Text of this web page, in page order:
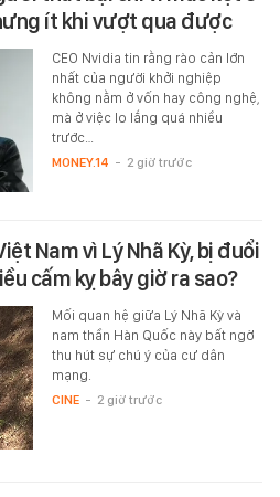
ít khi vượt qua được
CEO Nvidia tin rằng rào cản lớn
nhất của người khởi nghiệp
không nằm ở vốn hay công nghệ,
mà ở việc lo lắng quá nhiều
trước…
MONEY.14 - 2 giờ trước
Nam vì Lý Nhã Kỳ, bị đuổi
cấm kỵ bây giờ ra sao?
Mối quan hệ giữa Lý Nhã Kỳ và
nam thần Hàn Quốc này bất ngờ
thu hút sự chú ý của cư dân
mạng.
CINE - 2 giờ trước